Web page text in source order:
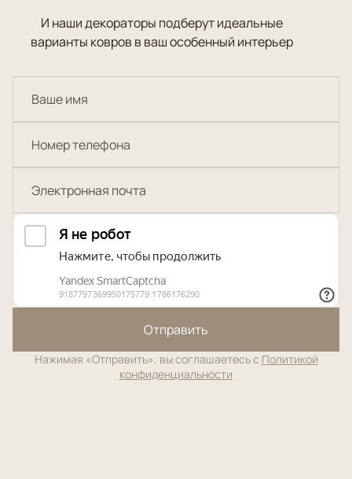
И наши декораторы подберут идеальные
варианты ковров в ваш особенный интерьер
Отправить
Нажимая «Отправить», вы соглашаетесь с Политикой
конфиденциальности